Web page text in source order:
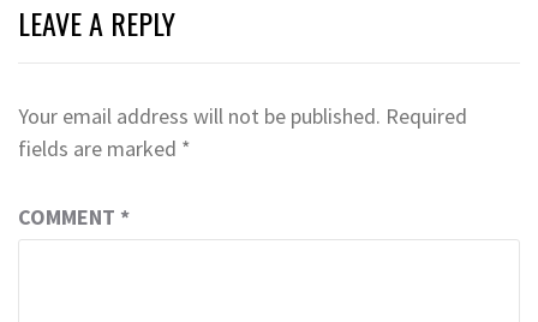
LEAVE A REPLY
Your email address will not be published. Required
fields are marked *
COMMENT *